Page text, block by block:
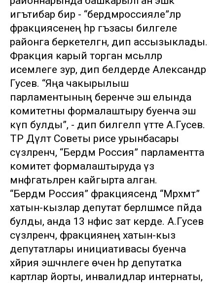
игътибар бирә - “бердәмроссияле”ләр
фракциясенең һәр әгъзасы билгеле
районга беркетелгән, дип ассызыклады.
Фракция карый торган мәсьәләләр
исемлеге зур, дип белдерде Александр
Гусев. “Яңа чакырылыш
парламентының беренче эш елында
комитетны формалаштыру буенча эш
күп булды”, - дип билгеләп үтте А.Гусев.
ТР Дәүләт Советы рәисе урынбасары
сүзләренчә, “Бердәм Россия” парламентта
комитет формалаштыруда үз
мәнфәгатьләрен кайгырта алган.
“Бердәм Россия” фракциясендә “Мәрхәмәт”
хатын-кызлар депутат берләшмәсе пәйда
булды, анда 13 нәфис зат керде. А.Гусев
сүзләренчә, фракциянең хатын-кыз
депутатлары инициативасы буенча
хәйрия эшчәнлеге өчен һәр депутатка
картлар йорты, инвалидлар интернаты,